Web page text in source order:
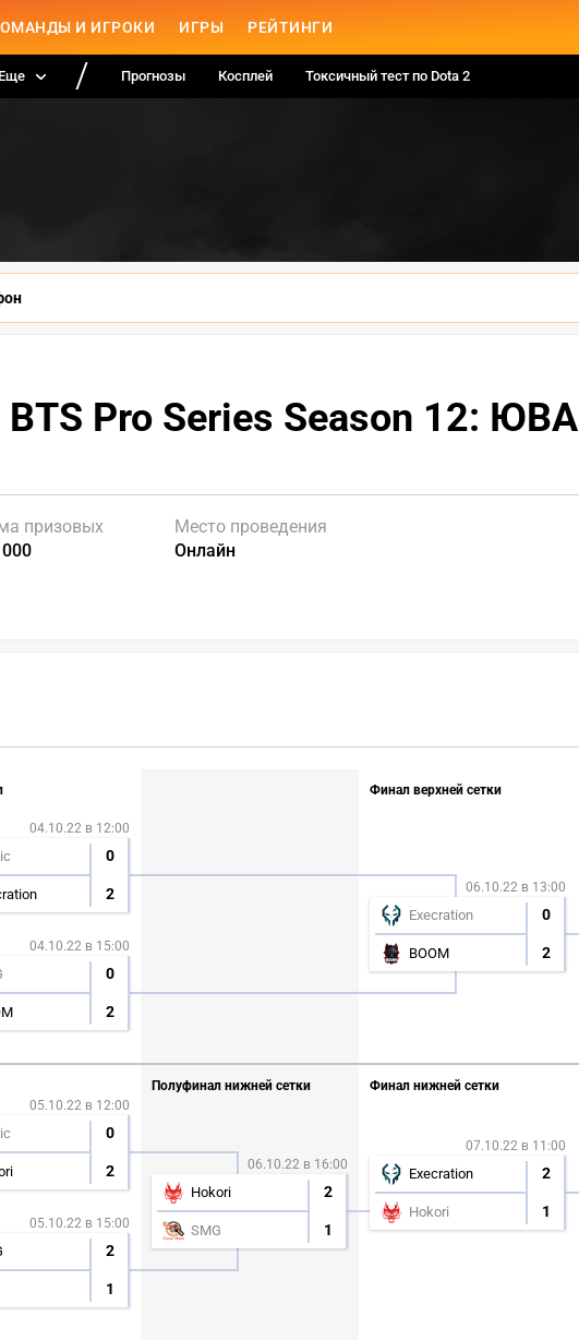
И ИГРОКИ ИГРЫ РЕЙТИНГИ
Еще Прогнозы Косплей Токсичный тест по Dota 2
BTS Pro Series Season 12: ЮВА
призовых
Место проведения
Онлайн
04.10.22 в 12:00
0
2
04.10.22 в 15:00
0
2
Финал верхней сетки
06.10.22 в 13:00
Execration 0
BOOM 2
05.10.22 в 12:00
0
2
05.10.22 в 15:00
2
1
Полуфинал нижней сетки
06.10.22 в 16:00
Hokori 2
SMG 1
Финал нижней сетки
07.10.22 в 11:00
Execration 2
Hokori 1